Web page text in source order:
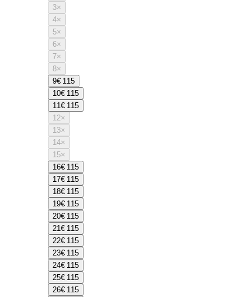
3×
4×
5×
6×
7×
8×
9€ 115
10€ 115
11€ 115
12×
13×
14×
15×
16€ 115
17€ 115
18€ 115
19€ 115
20€ 115
21€ 115
22€ 115
23€ 115
24€ 115
25€ 115
26€ 115